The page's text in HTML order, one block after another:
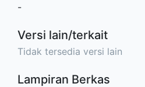
-
Versi lain/terkait
Tidak tersedia versi lain
Lampiran Berkas